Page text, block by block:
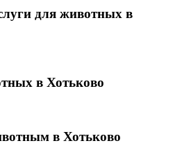
для животных в
в Хотьково
в Хотьково